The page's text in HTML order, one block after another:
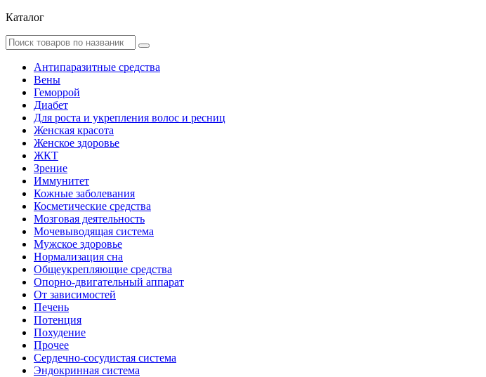
Каталог
Антипаразитные средства
Вены
Геморрой
Диабет
Для роста и укрепления волос и ресниц
Женская красота
Женское здоровье
ЖКТ
Зрение
Иммунитет
Кожные заболевания
Косметические средства
Мозговая деятельность
Мочевыводящая система
Мужское здоровье
Нормализация сна
Общеукрепляющие средства
Опорно-двигательный аппарат
От зависимостей
Печень
Потенция
Похудение
Прочее
Сердечно-сосудистая система
Эндокринная система